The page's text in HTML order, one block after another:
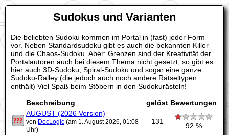
Sudokus und Varianten
Die beliebten Sudoku kommen im Portal in (fast) jeder Form
vor. Neben Standardsudoku gibt es auch die bekannten Killer
und die Chaos-Sudoku. Aber: Grenzen sind der Kreativität der
Portalautoren auch bei diesem Thema nicht gesetzt, so gibt es
hier auch 3D-Sudoku, Spiral-Sudoku und sogar eine ganze
Sudoku-Ralley (die jedoch auch noch andere Rätseltypen
enthält) Viel Spaß beim Stöbern in den Sudokurästeln!
Beschreibung gelöst Bewertungen
AUGUST (2026 Version)
von DocLogic (am 1. August 2026, 01:08
Uhr)
131
92 %